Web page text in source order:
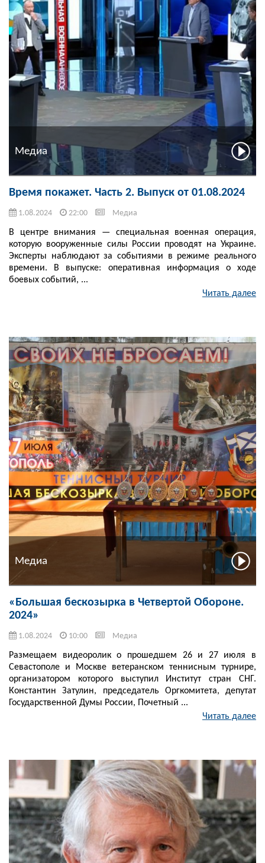
Медиа
Время покажет. Часть 2. Выпуск от 01.08.2024
1.08.2024 22:00 Медиа
В центре внимания — специальная военная операция,
которую вооруженные силы России проводят на Украине.
Эксперты наблюдают за событиями в режиме реального
времени. В выпуске: оперативная информация о ходе
боевых событий, ...
Читать далее
Медиа
«Большая бескозырка в Четвертой Обороне.
2024»
1.08.2024 10:00 Медиа
Размещаем видеоролик о прошедшем 26 и 27 июля в
Севастополе и Москве ветеранском теннисным турнире,
организатором которого выступил Институт стран СНГ.
Константин Затулин, председатель Оргкомитета, депутат
Государственной Думы России, Почетный ...
Читать далее